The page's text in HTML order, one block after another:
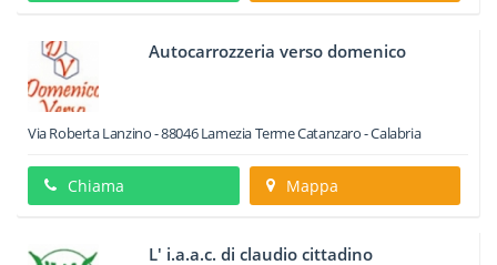
Autocarrozzeria verso domenico
Via Roberta Lanzino-88046 Lamezia TermeCatanzaro -Calabria
Chiama Mappa
L' i.a.a.c. di claudio cittadino